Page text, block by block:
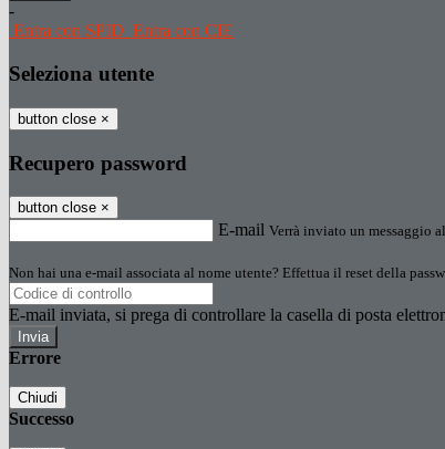
-
Entra con SPID Entra con CIE
Seleziona utente
button close ×
Recupero password
button close ×
E-mail Verrà inviato un messaggio
Non hai una e-mail associata al nome utente? Effettua il reset della
E-mail inviata, si prega di controllare la casella di posta
Errore
Chiudi
Successo